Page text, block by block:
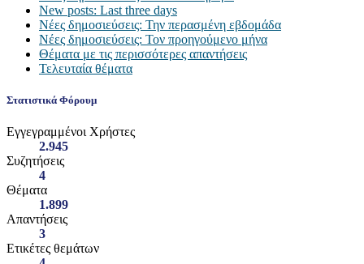
New posts: Last three days
Νέες δημοσιεύσεις: Την περασμένη εβδομάδα
Νέες δημοσιεύσεις: Τον προηγούμενο μήνα
Θέματα με τις περισσότερες απαντήσεις
Τελευταία θέματα
Στατιστικά Φόρουμ
Εγγεγραμμένοι Χρήστες
2.945
Συζητήσεις
4
Θέματα
1.899
Απαντήσεις
3
Ετικέτες θεμάτων